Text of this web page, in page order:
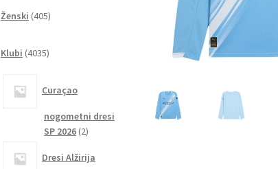
Ženski 405izdelkov
Klubi 4035izdelkov
Curaçao
nogometni dresi
SP 2026 22
Dresi Alžirija